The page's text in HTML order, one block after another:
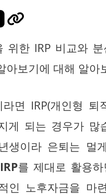
위한 IRP 비교와
아보기에 대해 알아
라면 IRP(개인형 퇴
게 되는 경우가 많
생이라 은퇴는 멀
IRP를 제대로 활용
인 노후자금을 마